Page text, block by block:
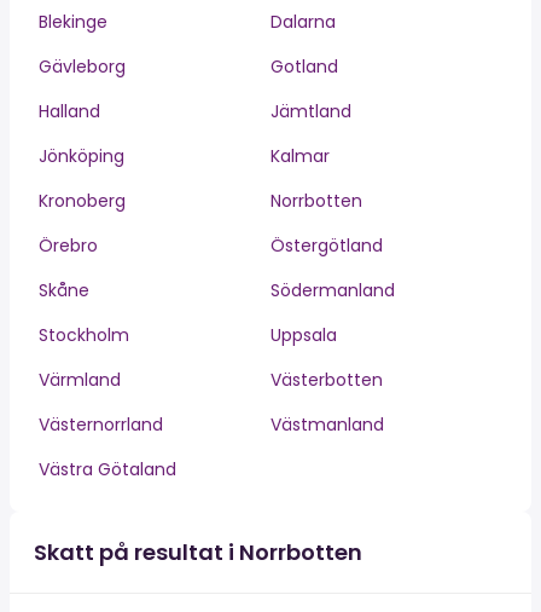
Blekinge
Dalarna
Gävleborg
Gotland
Halland
Jämtland
Jönköping
Kalmar
Kronoberg
Norrbotten
Örebro
Östergötland
Skåne
Södermanland
Stockholm
Uppsala
Värmland
Västerbotten
Västernorrland
Västmanland
Västra Götaland
Skatt på resultat i Norrbotten